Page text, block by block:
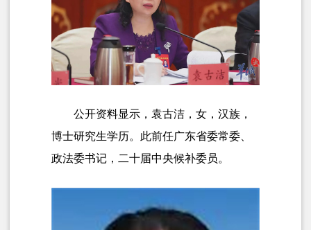
公开资料显示，袁古洁，女，汉族，
博士研究生学历。此前任广东省委常委、
政法委书记，二十届中央候补委员。